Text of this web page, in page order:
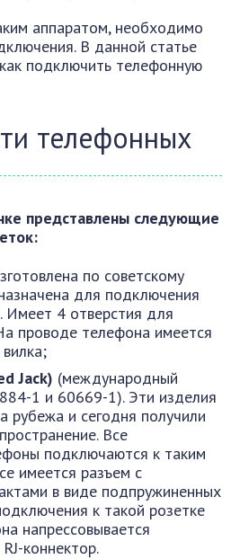
аппаратом, необходимо
В данной статье
подключить телефонную
телефонных
представлены следующие
по советскому
для подключения
Имеет 4 отверстия для
проводе телефона имеется
Jack) (международный
1 и 60669-1). Эти изделия
рубежа и сегодня получили
Все
подключаются к таким
имеется разъем с
в виде подпружиненных
к такой розетке
напрессовывается
коннектор.